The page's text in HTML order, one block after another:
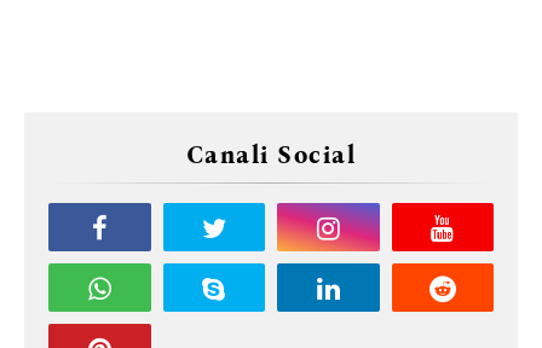
Canali Social